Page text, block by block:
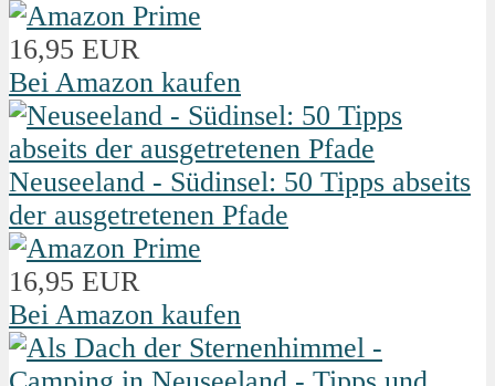
16,95 EUR
Bei Amazon kaufen
Neuseeland - Südinsel: 50 Tipps abseits
der ausgetretenen Pfade
16,95 EUR
Bei Amazon kaufen